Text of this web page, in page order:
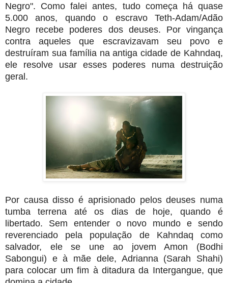
Negro". Como falei antes, tudo começa há quase
5.000 anos, quando o escravo Teth-Adam/Adão
Negro recebe poderes dos deuses. Por vingança
contra aqueles que escravizavam seu povo e
destruíram sua família na antiga cidade de Kahndaq,
ele resolve usar esses poderes numa destruição
geral.
Por causa disso é aprisionado pelos deuses numa
tumba terrena até os dias de hoje, quando é
libertado. Sem entender o novo mundo e sendo
reverenciado pela população de Kahndaq como
salvador, ele se une ao jovem Amon (Bodhi
Sabongui) e à mãe dele, Adrianna (Sarah Shahi)
para colocar um fim à ditadura da Intergangue, que